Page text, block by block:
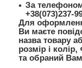
За
+38(073)237-
Для
Ви маєте
назва товару
розмір і
та обраний